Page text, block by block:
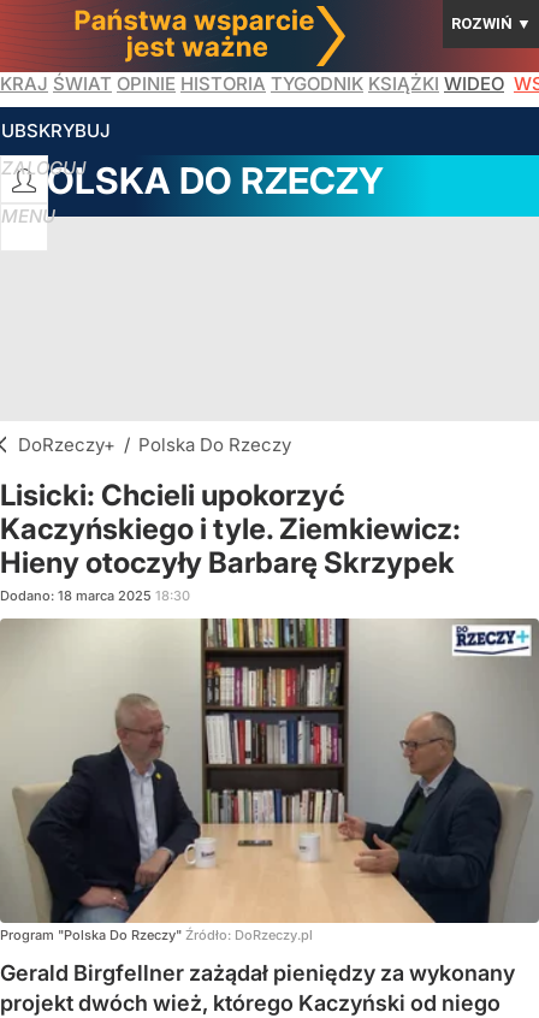
ROZWIŃ ▼
KRAJ ŚWIAT OPINIE HISTORIA TYGODNIK KSIĄŻKI WIDEO
ZALOGUJ
MENU
POLSKA DO RZECZY
DoRzeczy+ / Polska Do Rzeczy
Lisicki: Chcieli upokorzyć
Kaczyńskiego i tyle. Ziemkiewicz:
Hieny otoczyły Barbarę Skrzypek
Dodano: 18 marca 2025 18:30
Program "Polska Do Rzeczy" Źródło: DoRzeczy.pl
Gerald Birgfellner zażądał pieniędzy za wykonany
projekt dwóch wież, którego Kaczyński od niego